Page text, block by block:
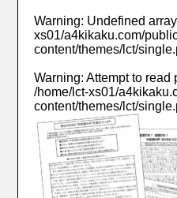
Warning: Undefined
xs01/a4kikaku.com/
content/themes/lct/
Warning: Attempt to
/home/lct-xs01/
content/themes/lct/